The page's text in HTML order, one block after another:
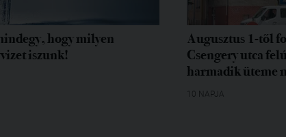
hogy milyen
iszunk!
Augusztus 1-től
Csengery utca
harmadik üteme
10 NAPJA